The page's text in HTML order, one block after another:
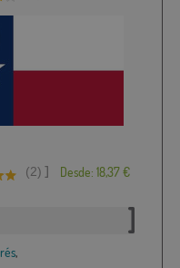
(2) ] Desde: 18,37 €
,